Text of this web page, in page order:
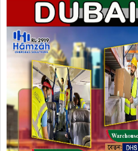
⚡ চাকরির মেয়াদ: ২ বছর (নবায়নযোগ্য)।
⚡ বিদেশ ফেরতদের অগ্রাধিকার দেওয়া হবে।
🎯 অন্যান্য সুযোগ সুবিধা
🎯 ভিসা হবার ২০ দিনের মধ্যে নিশ্চিত
🚀 আপনার ক্যারিয়ারকে এক ধাপ এগিয়ে
যোগাযোগ করুন!
www.dalmajobs.com(follow
📞 যোগাযোগ করুন: +8801676-